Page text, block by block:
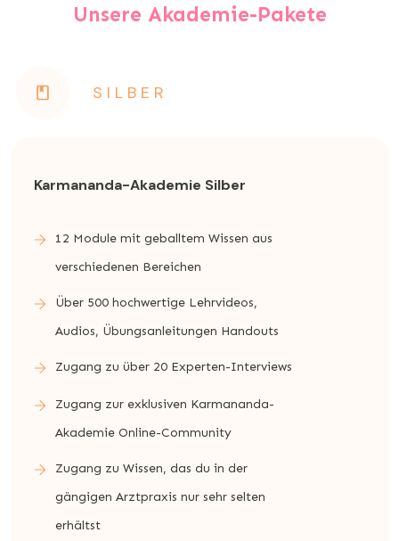
Unsere Akademie-Pakete
SILBER
Karmananda-Akademie Silber
12 Module mit geballtem Wissen aus
verschiedenen Bereichen
Über 500 hochwertige Lehrvideos,
Audios, Übungsanleitungen Handouts
Zugang zu über 20 Experten-Interviews
Zugang zur exklusiven Karmananda-
Akademie Online-Community
Zugang zu Wissen, das du in der
gängigen Arztpraxis nur sehr selten
erhältst